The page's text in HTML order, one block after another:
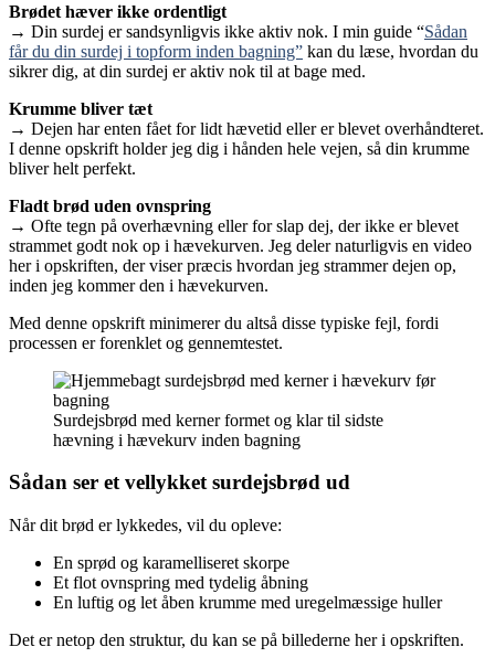
Brødet hæver ikke ordentligt
→ Din surdej er sandsynligvis ikke aktiv nok. I min guide “Sådan
får du din surdej i topform inden bagning” kan du læse, hvordan du
sikrer dig, at din surdej er aktiv nok til at bage med.
Krumme bliver tæt
→ Dejen har enten fået for lidt hævetid eller er blevet overhåndteret.
I denne opskrift holder jeg dig i hånden hele vejen, så din krumme
bliver helt perfekt.
Fladt brød uden ovnspring
→ Ofte tegn på overhævning eller for slap dej, der ikke er blevet
strammet godt nok op i hævekurven. Jeg deler naturligvis en video
her i opskriften, der viser præcis hvordan jeg strammer dejen op,
inden jeg kommer den i hævekurven.
Med denne opskrift minimerer du altså disse typiske fejl, fordi
processen er forenklet og gennemtestet.
Surdejsbrød med kerner formet og klar til sidste
hævning i hævekurv inden bagning
Sådan ser et vellykket surdejsbrød ud
Når dit brød er lykkedes, vil du opleve:
En sprød og karamelliseret skorpe
Et flot ovnspring med tydelig åbning
En luftig og let åben krumme med uregelmæssige huller
Det er netop den struktur, du kan se på billederne her i opskriften.